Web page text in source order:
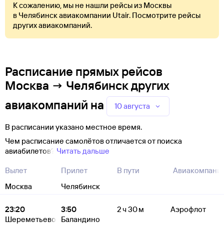
К сожалению, мы не нашли рейсы из Москвы
в Челябинск авиакомпании Utair. Посмотрите рейсы
других авиакомпаний.
Расписание прямых рейсов
Москва → Челябинск других
авиакомпаний на 10 августа
В расписании указано местное время.
Чем расписание самолётов отличается от поиска
авиабилетов? Читать дальше
Вылет
Москва
Прилет
Челябинск
В пути
23:20
Шереметьево
3:50
Баландино
2 ч 30 м Аэрофлот